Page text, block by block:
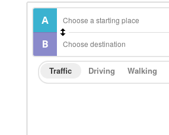
Traffic Driving Walking